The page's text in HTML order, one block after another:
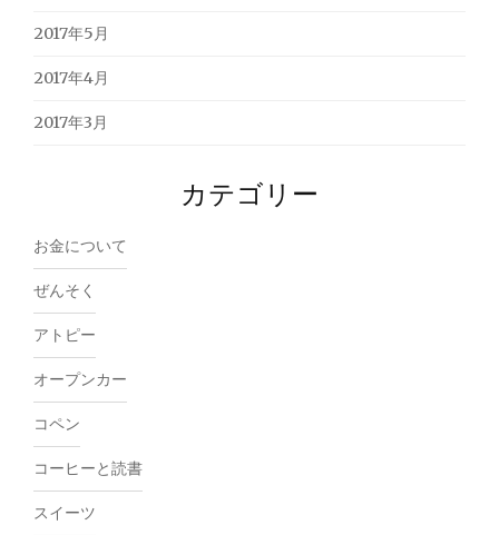
2017年5月
2017年4月
2017年3月
カテゴリー
お金について
ぜんそく
アトピー
オープンカー
コペン
コーヒーと読書
スイーツ